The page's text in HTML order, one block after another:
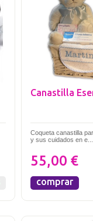
Canastilla
Coqueta canastilla
y sus cuidados en e...
55,00 €
comprar